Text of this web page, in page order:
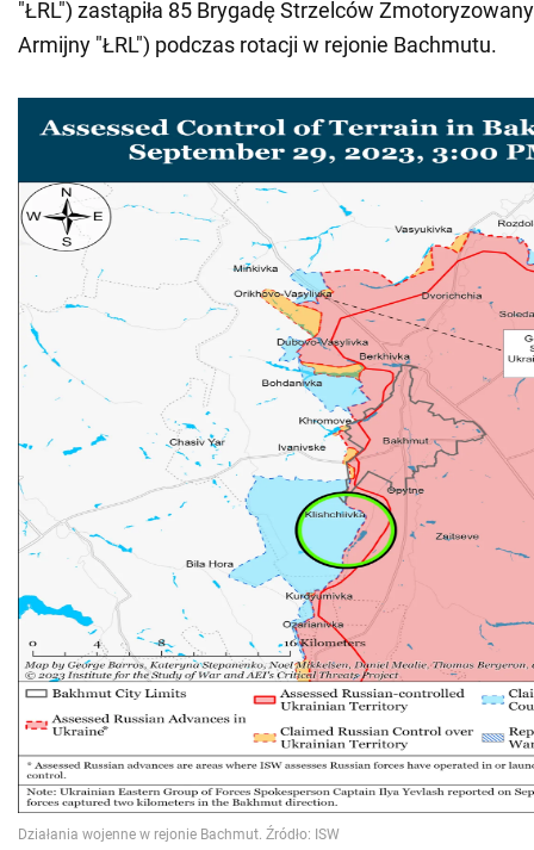
"ŁRL") zastąpiła 85 Brygadę Strzelców
Armijny "ŁRL") podczas rotacji w rejonie Bachmutu.